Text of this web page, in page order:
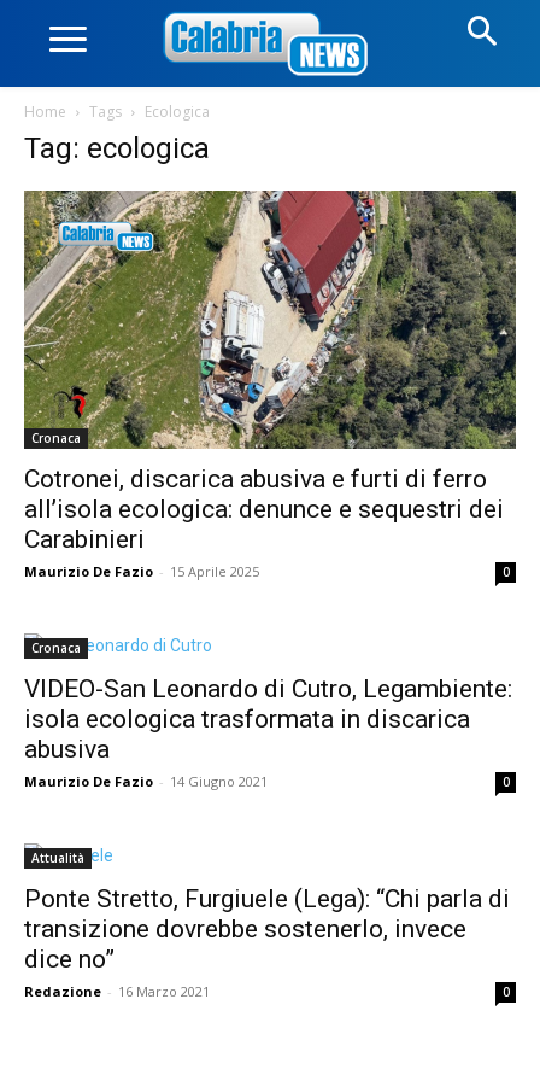
Home Tags Ecologica
Tag: ecologica
Cronaca
Cotronei, discarica abusiva e furti di ferro
all’isola ecologica: denunce e sequestri dei
Carabinieri
Maurizio De Fazio - 15 Aprile 2025 0
Cronaca
VIDEO-San Leonardo di Cutro, Legambiente:
isola ecologica trasformata in discarica
abusiva
Maurizio De Fazio - 14 Giugno 2021 0
Attualità
Ponte Stretto, Furgiuele (Lega): “Chi parla di
transizione dovrebbe sostenerlo, invece
dice no”
Redazione - 16 Marzo 2021 0